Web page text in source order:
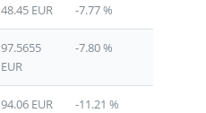
48.45 EUR -7.77 %
97.5655
EUR
-7.80 %
94.06 EUR -11.21 %